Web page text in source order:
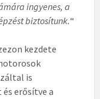
ingyenes, a
biztosítunk.“
kezdete
is
erősítve a